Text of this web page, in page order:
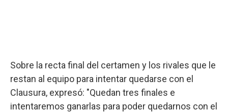
Sobre la recta final del certamen y los rivales que le
restan al equipo para intentar quedarse con el
Clausura, expresó: "Quedan tres finales e
intentaremos ganarlas para poder quedarnos con el